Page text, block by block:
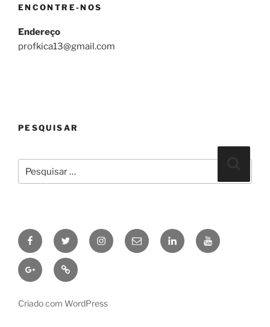
ENCONTRE-NOS
Endereço
profkica13@gmail.com
PESQUISAR
Pesquisar
por:
FacebookTwitter InstagramEmail linkedin Youtube
Google+Pinterest
Criado com WordPress